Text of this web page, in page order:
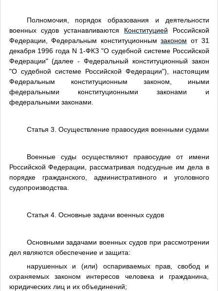
Полномочия, порядок образования и деятельности
военных судов устанавливаются Конституцией Российской
Федерации, Федеральным конституционнымзаконом от 31
декабря 1996 года N 1-ФКЗ "О судебной системе Российской
Федерации" (далее - Федеральный конституционный закон
"О судебной системе Российской Федерации"), настоящим
Федеральным конституционным законом, иными
федеральными конституционными законами и
федеральными законами.
Статья 3. Осуществление правосудия военными судами
Военные суды осуществляют правосудие от имени
Российской Федерации, рассматривая подсудные им дела в
порядке гражданского, административного и уголовного
судопроизводства.
Статья 4. Основные задачи военных судов
Основными задачами военных судов при рассмотрении
дел являются обеспечение и защита:
нарушенных и (или) оспариваемых прав, свобод и
охраняемых законом интересов человека и гражданина,
юридических лиц и их объединений;